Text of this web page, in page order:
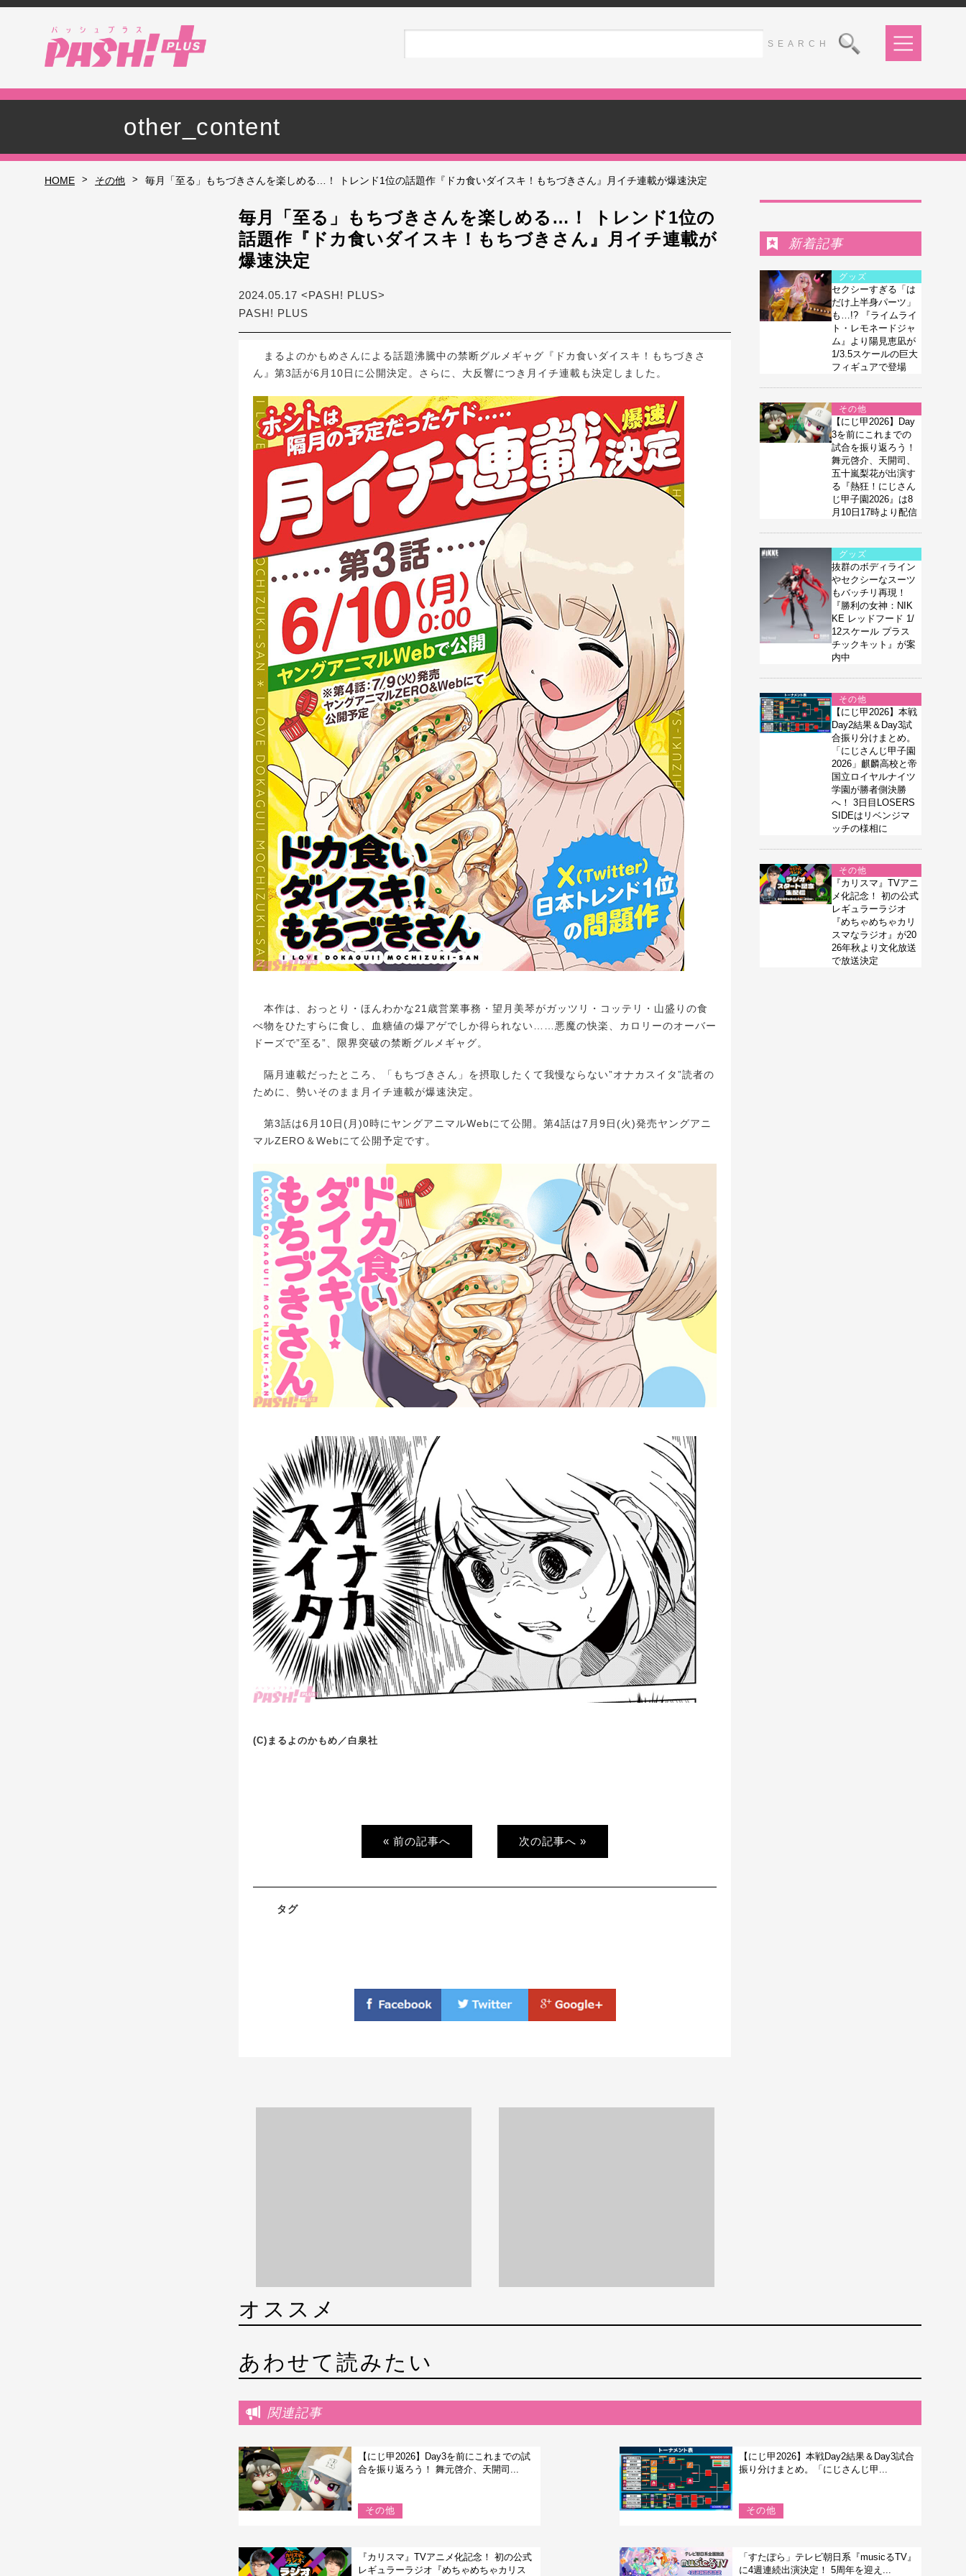
other_content
HOME > その他 > 毎月「至る」もちづきさんを楽しめる…！ トレンド1位の話題作『ドカ食いダイスキ！もちづきさん』月イチ連載が爆速決定
毎月「至る」もちづきさんを楽しめる…！ トレンド1位の
話題作『ドカ食いダイスキ！もちづきさん』月イチ連載が
爆速決定
2024.05.17 <PASH! PLUS>
PASH! PLUS
まるよのかもめさんによる話題沸騰中の禁断グルメギャグ『ドカ食いダイスキ！もちづきさ
ん』第3話が6月10日に公開決定。さらに、大反響につき月イチ連載も決定しました。
本作は、おっとり・ほんわかな21歳営業事務・望月美琴がガッツリ・コッテリ・山盛りの食
べ物をひたすらに食し、血糖値の爆アゲでしか得られない……悪魔の快楽、カロリーのオーバー
ドーズで”至る”、限界突破の禁断グルメギャグ。
隔月連載だったところ、「もちづきさん」を摂取したくて我慢ならない”オナカスイタ”読者の
ために、勢いそのまま月イチ連載が爆速決定。
第3話は6月10日(月)0時にヤングアニマルWebにて公開。第4話は7月9日(火)発売ヤングアニ
マルZERO＆Webにて公開予定です。
(C)まるよのかもめ／白泉社
« 前の記事へ 次の記事へ »
タグ
新着記事
グッズ
セクシーすぎる「は
だけ上半身パーツ」
も…!? 『ライムライ
ト・レモネードジャ
ム』より陽見恵凪が
1/3.5スケールの巨大
フィギュアで登場
その他
【にじ甲2026】Day
3を前にこれまでの
試合を振り返ろう！
舞元啓介、天開司、
五十嵐梨花が出演す
る『熱狂！にじさん
じ甲子園2026』は8
月10日17時より配信
グッズ
抜群のボディライン
やセクシーなスーツ
もバッチリ再現！
『勝利の女神：NIK
KE レッドフード 1/
12スケール プラス
チックキット』が案
内中
その他
【にじ甲2026】本戦
Day2結果＆Day3試
合振り分けまとめ。
「にじさんじ甲子園
2026」麒麟高校と帝
国立ロイヤルナイツ
学園が勝者側決勝
へ！ 3日目LOSERS
SIDEはリベンジマ
ッチの様相に
その他
『カリスマ』TVアニ
メ化記念！ 初の公式
レギュラーラジオ
『めちゃめちゃカリ
スマなラジオ』が20
26年秋より文化放送
で放送決定
オススメ
あわせて読みたい
関連記事
【にじ甲2026】Day3を前にこれまでの試
合を振り返ろう！ 舞元啓介、天開司...
その他
【にじ甲2026】本戦Day2結果＆Day3試合
振り分けまとめ。「にじさんじ甲...
その他
『カリスマ』TVアニメ化記念！ 初の公式
レギュラーラジオ『めちゃめちゃカリス
「すたぽら」テレビ朝日系『musicるTV』
に4週連続出演決定！ 5周年を迎え...